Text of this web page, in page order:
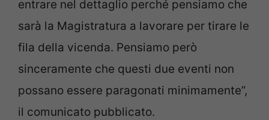
entrare nel dettaglio perché pensiamo che
sarà la Magistratura a lavorare per tirare le
fila della vicenda. Pensiamo però
sinceramente che questi due eventi non
possano essere paragonati minimamente”,
il comunicato pubblicato.